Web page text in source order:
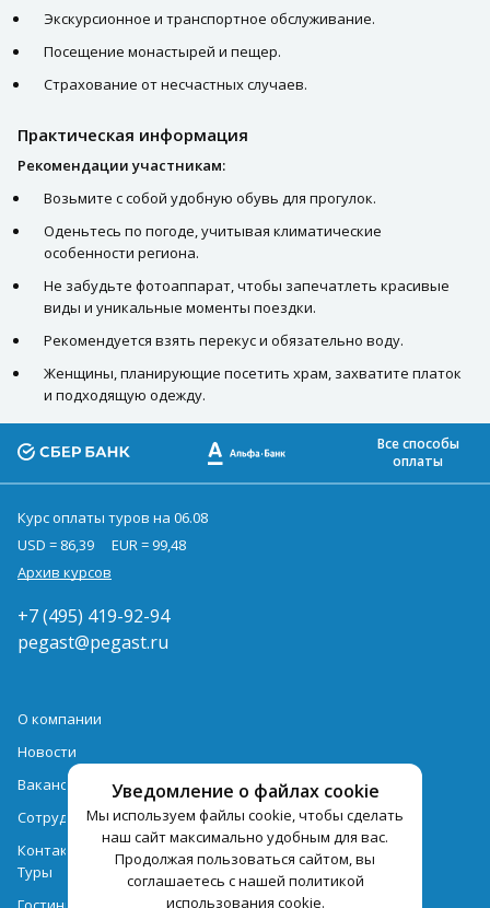
Экскурсионное и транспортное обслуживание.
Посещение монастырей и пещер.
Страхование от несчастных случаев.
Практическая информация
Рекомендации участникам:
Возьмите с собой удобную обувь для прогулок.
Оденьтесь по погоде, учитывая климатические
особенности региона.
Не забудьте фотоаппарат, чтобы запечатлеть красивые
виды и уникальные моменты поездки.
Рекомендуется взять перекус и обязательно воду.
Женщины, планирующие посетить храм, захватите платок
и подходящую одежду.
Уведомление о файлах cookie
Мы используем файлы cookie, чтобы сделать
наш сайт максимально удобным для вас.
Продолжая пользоваться сайтом, вы
соглашаетесь с нашей политикой
использования cookie.
Все способы
оплаты
Курс оплаты туров на 06.08
USD = 86,39
EUR = 99,48
Архив курсов
+7 (495) 419-92-94
pegast@pegast.ru
О компании
Новости
Вакансии
Сотрудничество
Контактная информация
Туры